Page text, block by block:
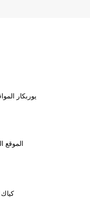
يوربكار
الموقع